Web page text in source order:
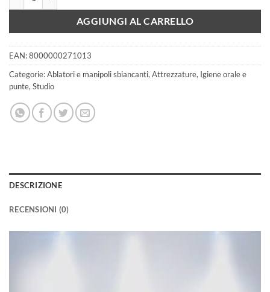
AGGIUNGI AL CARRELLO
EAN:8000000271013
Categorie:Ablatori e manipoli sbiancanti, Attrezzature, Igiene orale e
punte, Studio
DESCRIZIONE
RECENSIONI (0)